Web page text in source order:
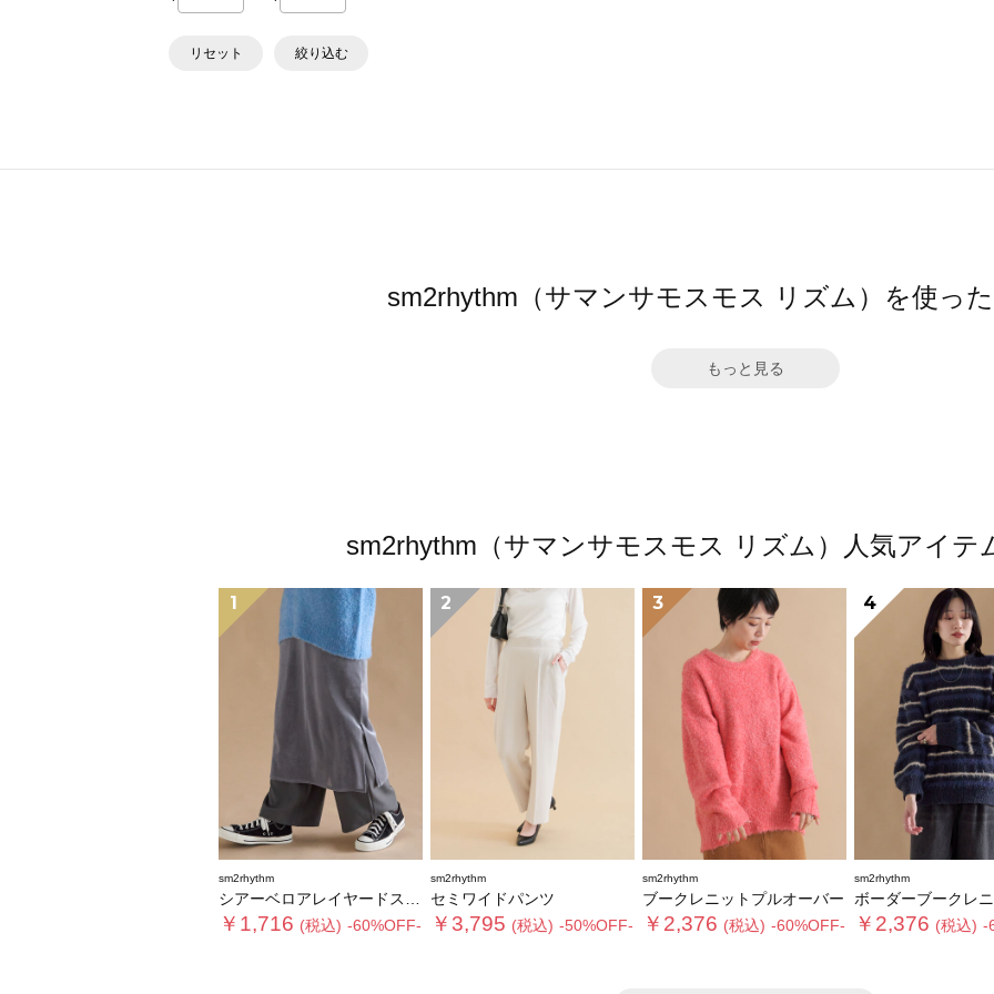
リセット 絞り込む
sm2rhythm（サマンサモスモス リズム）を使っ
もっと見る
sm2rhythm（サマンサモスモス リズム）人気アイテ
1
sm2rhythm
シアーベロアレイヤードスカート
￥1,716 (税込) -60%OFF-
2
sm2rhythm
セミワイドパンツ
￥3,795 (税込) -50%OFF-
3
sm2rhythm
ブークレニットプルオーバー
￥2,376 (税込) -60%OFF-
4
sm2rhythm
ボーダーブークレニットプ
￥2,376 (税込) -